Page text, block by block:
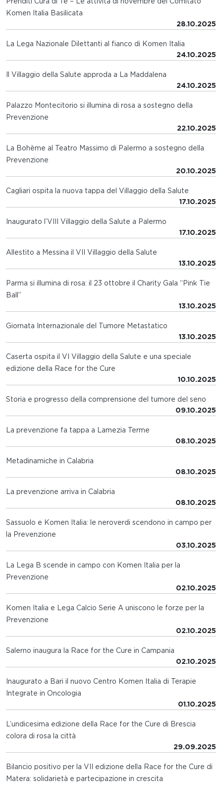
Komen Italia Basilicata
28.10.2025
La Lega Nazionale Dilettanti al fianco di Komen Italia
24.10.2025
Il Villaggio della Salute approda a La Maddalena
24.10.2025
Palazzo Montecitorio si illumina di rosa a sostegno della
Prevenzione
22.10.2025
La Bohème al Teatro Massimo di Palermo a sostegno della
Prevenzione
20.10.2025
Cagliari ospita la nuova tappa del Villaggio della Salute
17.10.2025
Inaugurato l’VIII Villaggio della Salute a Palermo
17.10.2025
Allestito a Messina il VII Villaggio della Salute
13.10.2025
Parma si illumina di rosa: il 23 ottobre il Charity Gala “Pink Tie
Ball”
13.10.2025
Giornata Internazionale del Tumore Metastatico
13.10.2025
Caserta ospita il VI Villaggio della Salute e una speciale
edizione della Race for the Cure
10.10.2025
Storia e progresso della comprensione del tumore del seno
09.10.2025
La prevenzione fa tappa a Lamezia Terme
08.10.2025
Metadinamiche in Calabria
08.10.2025
La prevenzione arriva in Calabria
08.10.2025
Sassuolo e Komen Italia: le neroverdi scendono in campo per
la Prevenzione
03.10.2025
La Lega B scende in campo con Komen Italia per la
Prevenzione
02.10.2025
Komen Italia e Lega Calcio Serie A uniscono le forze per la
Prevenzione
02.10.2025
Salerno inaugura la Race for the Cure in Campania
02.10.2025
Inaugurato a Bari il nuovo Centro Komen Italia di Terapie
Integrate in Oncologia
01.10.2025
L’undicesima edizione della Race for the Cure di Brescia
colora di rosa la città
29.09.2025
Bilancio positivo per la VII edizione della Race for the Cure di
Matera: solidarietà e partecipazione in crescita